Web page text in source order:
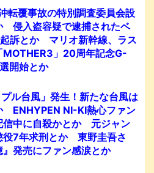
覆事故の特別調査委員会設
侵入盗容疑で逮捕されたベ
訴とか マリオ新幹線、ラス
」20周年記念G-
開始とか
台風」発生！新たな台風は
ENHYPEN NI-KI熱心ファン
信中に自殺かとか 元ジャン
役7年求刑とか 東野圭吾さ
発売にファン感涙とか